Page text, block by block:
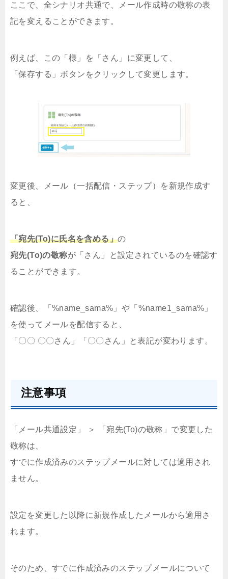
ここで、全シナリオ共通で、メール作成時の敬称の表
記を変えることができます。
例えば、この「様」を「さん」に変更して、
「保存する」ボタンをクリックして変更します。
変更後、メール（一括配信・ステップ）を新規作成す
ると、
「宛先(To)に氏名を含める」の
宛先(To)の敬称が「さん」と設定されているのを確認す
ることができます。
確認後、「%name_sama%」や「%name1_sama%」
を使ってメールを配信すると、
「〇〇 〇〇さん」「〇〇さん」と表記が変わります。
注意事項
「メール共通設定」 ＞ 「宛先(To)の敬称」で変更した
敬称は、
すでに作成済みのステップメールに対しては適用され
ません。
設定を変更した以降に新規作成したメールから適用さ
れます。
そのため、すでに作成済みのステップメールについて